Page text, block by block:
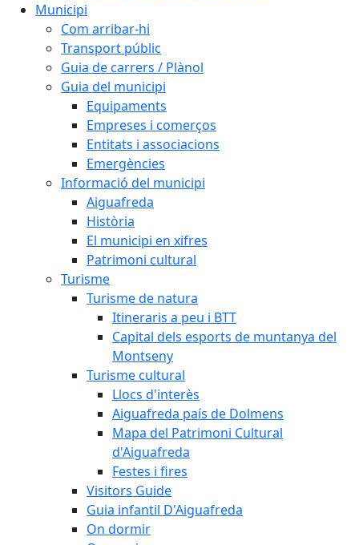
Municipi
Com arribar-hi
Transport públic
Guia de carrers / Plànol
Guia del municipi
Equipaments
Empreses i comerços
Entitats i associacions
Emergències
Informació del municipi
Aiguafreda
Història
El municipi en xifres
Patrimoni cultural
Turisme
Turisme de natura
Itineraris a peu i BTT
Capital dels esports de muntanya del
Montseny
Turisme cultural
Llocs d'interès
Aiguafreda país de Dolmens
Mapa del Patrimoni Cultural
d'Aiguafreda
Festes i fires
Visitors Guide
Guia infantil D'Aiguafreda
On dormir